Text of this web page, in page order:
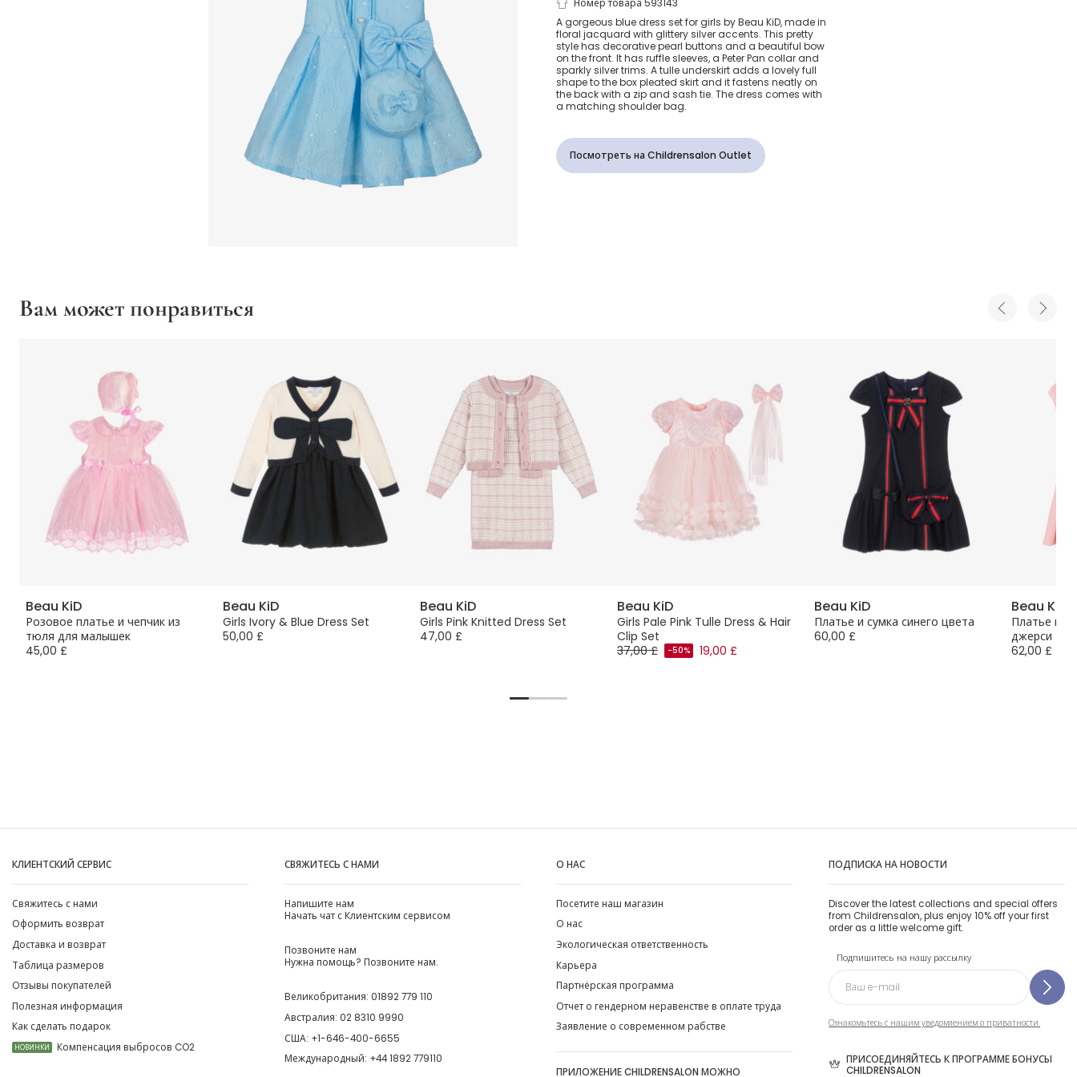
Girls Blue Jacquard
Dress Set
Номер товара 593143
A gorgeous blue dress set for girls by Beau KiD, made in
floral jacquard with glittery silver accents. This pretty
style has decorative pearl buttons and a beautiful bow
on the front. It has ruffle sleeves, a Peter Pan collar and
sparkly silver trims. A tulle underskirt adds a lovely full
shape to the box pleated skirt and it fastens neatly on
the back with a zip and sash tie. The dress comes with
a matching shoulder bag.
Посмотреть на Childrensalon Outlet
Вам может понравиться
Beau KiD
Розовое платье и чепчик из
тюля для малышек
45,00 £
Beau KiD
Girls Ivory & Blue Dress Set
50,00 £
Beau KiD
Girls Pink Knitted Dress Set
47,00 £
Beau KiD
Girls Pale Pink Tulle Dress & Hair
Clip Set
37,00 £
-50% 19,00 £
Beau KiD
Платье и сумка синего цвета
60,00 £
Beau KiD
Платье и
джерси
62,00 £
КЛИЕНТСКИЙ СЕРВИС
Свяжитесь с нами
Оформить возврат
Доставка и возврат
Таблица размеров
Отзывы покупателей
Полезная информация
Как сделать подарок
НОВИНКИ Компенсация выбросов CO2
СВЯЖИТЕСЬ С НАМИ
Напишите нам
Начать чат с Клиентским сервисом
Позвоните нам
Нужна помощь? Позвоните нам.
Великобритания: 01892 779 110
Австралия: 02 8310 9990
США: +1-646-400-6655
Международный: +44 1892 779110
О НАС
Посетите наш магазин
О нас
Экологическая ответственность
Карьера
Партнёрская программа
Отчет о гендерном неравенстве в оплате труда
Заявление о современном рабстве
ПРИЛОЖЕНИЕ CHILDRENSALON МОЖНО
ПОДПИСКА НА НОВОСТИ
Discover the latest collections and special offers
from Childrensalon, plus enjoy 10% off your first
order as a little welcome gift.
Подпишитесь на нашу рассылку
Ознакомьтесь с нашим уведомлением о приватности.
ПРИСОЕДИНЯЙТЕСЬ К ПРОГРАММЕ БОНУСЫ
CHILDRENSALON